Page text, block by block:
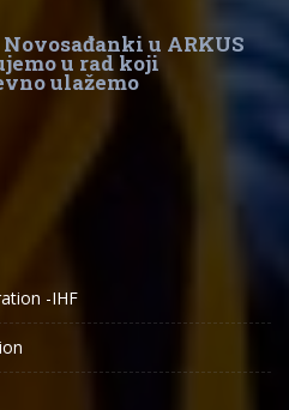
u ARKUS
u rad koji
ulažemo
-IHF